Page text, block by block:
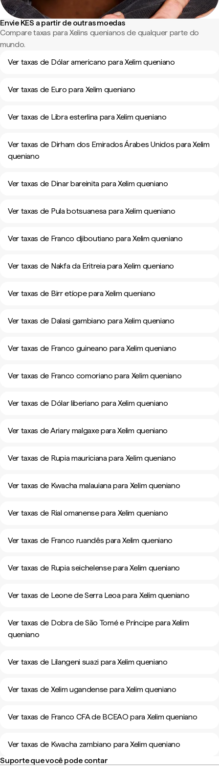
Envie KES a partir de outras moedas
Compare taxas para Xelins quenianos de qualquer parte do
mundo.
Ver taxas de Dólar americano para Xelim queniano
Ver taxas de Euro para Xelim queniano
Ver taxas de Libra esterlina para Xelim queniano
Ver taxas de Dirham dos Emirados Árabes Unidos para Xelim
queniano
Ver taxas de Dinar bareinita para Xelim queniano
Ver taxas de Pula botsuanesa para Xelim queniano
Ver taxas de Franco djiboutiano para Xelim queniano
Ver taxas de Nakfa da Eritreia para Xelim queniano
Ver taxas de Birr etíope para Xelim queniano
Ver taxas de Dalasi gambiano para Xelim queniano
Ver taxas de Franco guineano para Xelim queniano
Ver taxas de Franco comoriano para Xelim queniano
Ver taxas de Dólar liberiano para Xelim queniano
Ver taxas de Ariary malgaxe para Xelim queniano
Ver taxas de Rupia mauriciana para Xelim queniano
Ver taxas de Kwacha malauiana para Xelim queniano
Ver taxas de Rial omanense para Xelim queniano
Ver taxas de Franco ruandês para Xelim queniano
Ver taxas de Rupia seichelense para Xelim queniano
Ver taxas de Leone de Serra Leoa para Xelim queniano
Ver taxas de Dobra de São Tomé e Príncipe para Xelim
queniano
Ver taxas de Lilangeni suazi para Xelim queniano
Ver taxas de Xelim ugandense para Xelim queniano
Ver taxas de Franco CFA de BCEAO para Xelim queniano
Ver taxas de Kwacha zambiano para Xelim queniano
Suporte que você pode contar